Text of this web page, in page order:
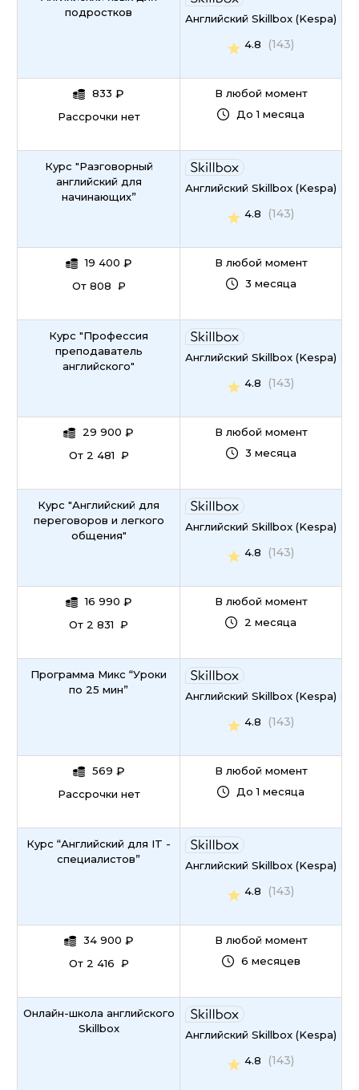
подростков
833 ₽
Рассрочки нет
Английский Skillbox (Kespa)
4.8
(143)
В любой момент
До 1 месяца
Курс "Разговорный
английский для
начинающих”
19 400 ₽
От 808 ₽
Английский Skillbox (Kespa)
4.8
(143)
В любой момент
3 месяца
Курс "Профессия
преподаватель
английского"
29 900 ₽
От 2 481 ₽
Английский Skillbox (Kespa)
4.8
(143)
В любой момент
3 месяца
Курс "Английский для
переговоров и легкого
общения"
16 990 ₽
От 2 831 ₽
Английский Skillbox (Kespa)
4.8
(143)
В любой момент
2 месяца
Программа Микс “Уроки
по 25 мин”
569 ₽
Рассрочки нет
Английский Skillbox (Kespa)
4.8
(143)
В любой момент
До 1 месяца
Курс “Английский для IT -
специалистов”
34 900 ₽
От 2 416 ₽
Английский Skillbox (Kespa)
4.8
(143)
В любой момент
6 месяцев
Онлайн-школа английского
Skillbox
Английский Skillbox (Kespa)
4.8
(143)